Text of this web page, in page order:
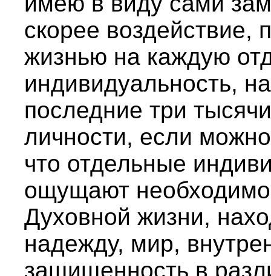
скорее воздействие,
жизнью на каждую
индивидуальность,
последние три
личности, если
что отдельные
ощущают
Духовной жизни,
надежду, мир,
защищенность в